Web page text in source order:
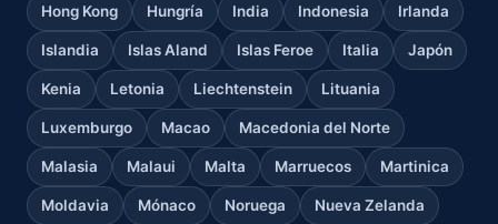
Hong Kong Hungría India Indonesia Irlanda
Islandia Islas Aland Islas Feroe Italia Japón
Kenia Letonia Liechtenstein Lituania
Luxemburgo Macao Macedonia del Norte
Malasia Malaui Malta Marruecos Martinica
Moldavia Mónaco Noruega Nueva Zelanda